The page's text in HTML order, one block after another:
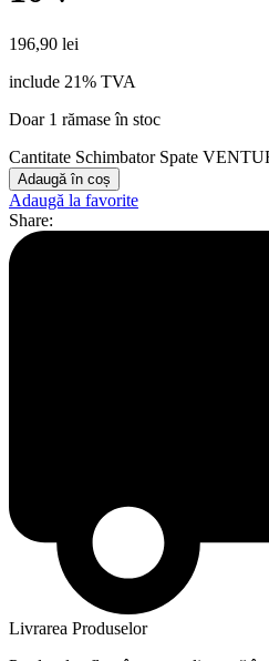
196,90 lei
include 21% TVA
Doar 1 rămase în stoc
Cantitate Schimbator Spate
Adaugă în coș
Adaugă la favorite
Share:
Livrarea Produselor